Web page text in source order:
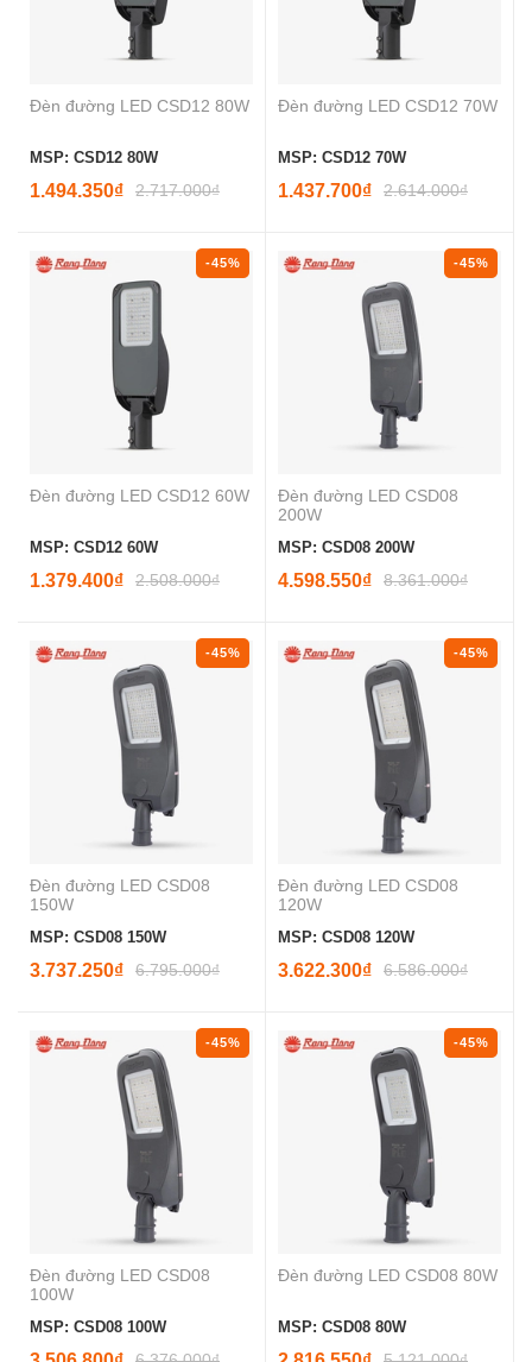
Đèn đường LED CSD12 80W
MSP: CSD12 80W
1.494.350₫ 2.717.000₫
Đèn đường LED CSD12 70W
MSP: CSD12 70W
1.437.700₫ 2.614.000₫
-45%
Đèn đường LED CSD12 60W
MSP: CSD12 60W
1.379.400₫ 2.508.000₫
-45%
Đèn đường LED CSD08
200W
MSP: CSD08 200W
4.598.550₫ 8.361.000₫
-45%
Đèn đường LED CSD08
150W
MSP: CSD08 150W
3.737.250₫ 6.795.000₫
-45%
Đèn đường LED CSD08
120W
MSP: CSD08 120W
3.622.300₫ 6.586.000₫
-45%
Đèn đường LED CSD08
100W
MSP: CSD08 100W
-45%
Đèn đường LED CSD08 80W
MSP: CSD08 80W